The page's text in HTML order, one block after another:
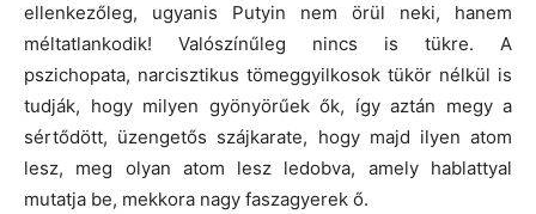
ellenkezőleg, ugyanis Putyin nem örül neki, hanem
méltatlankodik! Valószínűleg nincs is tükre. A
pszichopata, narcisztikus tömeggyilkosok tükör nélkül is
tudják, hogy milyen gyönyörűek ők, így aztán megy a
sértődött, üzengetős szájkarate, hogy majd ilyen atom
lesz, meg olyan atom lesz ledobva, amely hablattyal
mutatja be, mekkora nagy faszagyerek ő.